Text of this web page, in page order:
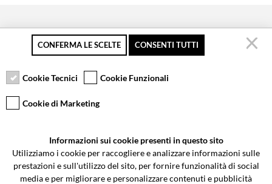
Pagamento sicuro
Resi gratuiti fino a 30
Servizio clienti
Via Galileo Galilei 5 | Verano Brianza (MB) 20843 | ITALY
0362-805407-info@valtermoto.com
CONFERMA LE SCELTE CONSENTI TUTTI
Cookie Tecnici Cookie Funzionali
Cookie di Marketing
Informazioni sui cookie presenti in questo sito
Utilizziamo i cookie per raccogliere e analizzare informazioni sulle
prestazioni e sull'utilizzo del sito, per fornire funzionalità di social
media e per migliorare e personalizzare contenuti e pubblicità